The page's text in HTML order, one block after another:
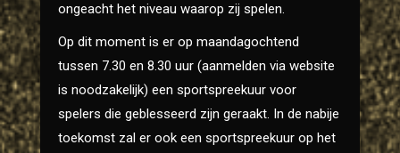
ongeacht het niveau waarop zij spelen.
Op dit moment is er op maandagochtend
tussen 7.30 en 8.30 uur (aanmelden via website
is noodzakelijk) een sportspreekuur voor
spelers die geblesseerd zijn geraakt. In de nabije
toekomst zal er ook een sportspreekuur op het